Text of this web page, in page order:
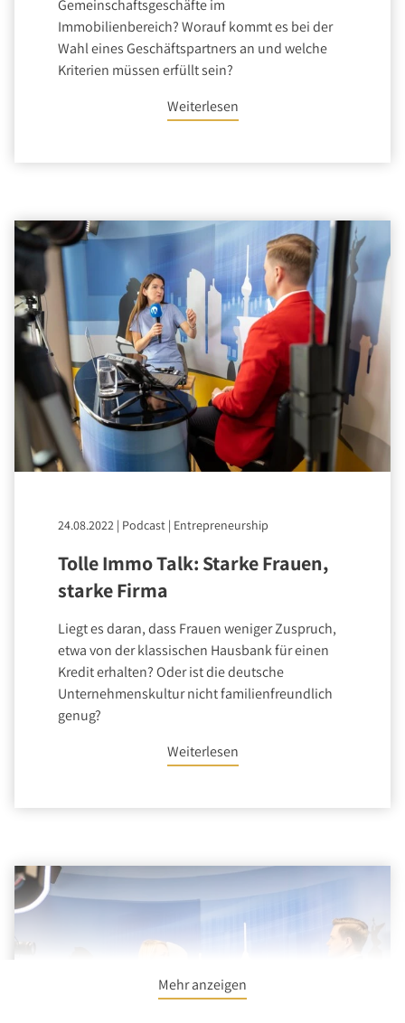
Gemeinschaftsgeschäfte im
Immobilienbereich? Worauf kommt es bei der
Wahl eines Geschäftspartners an und welche
Kriterien müssen erfüllt sein?
Weiterlesen
24.08.2022 | Podcast | Entrepreneurship
Tolle Immo Talk: Starke Frauen,
starke Firma
Liegt es daran, dass Frauen weniger Zuspruch,
etwa von der klassischen Hausbank für einen
Kredit erhalten? Oder ist die deutsche
Unternehmenskultur nicht familienfreundlich
genug?
Weiterlesen
Mehr anzeigen